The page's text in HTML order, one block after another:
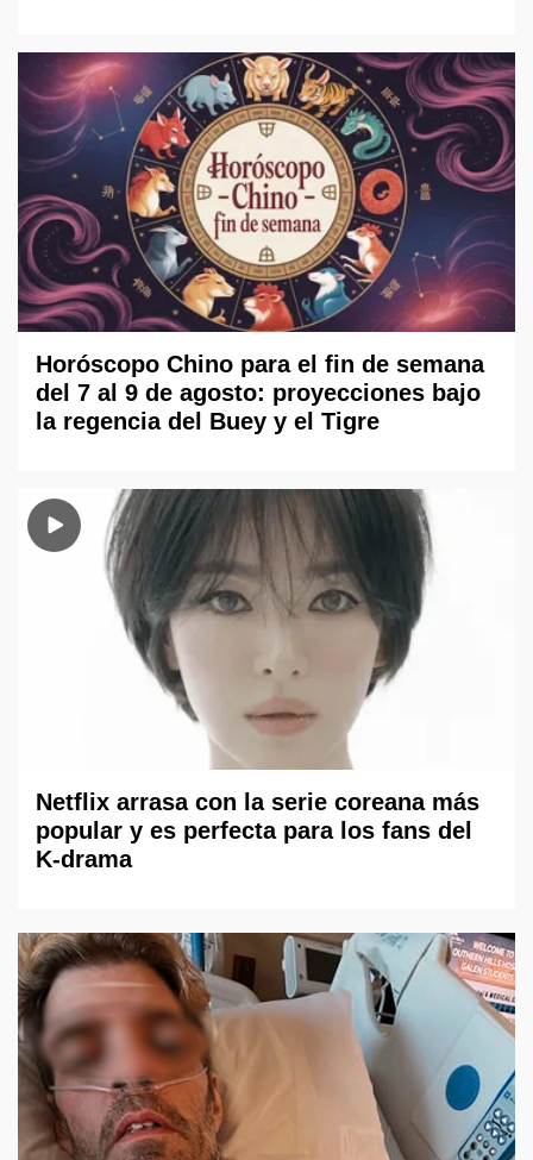
Horóscopo Chino para el fin de semana
del 7 al 9 de agosto: proyecciones bajo
la regencia del Buey y el Tigre
Netflix arrasa con la serie coreana más
popular y es perfecta para los fans del
K-drama